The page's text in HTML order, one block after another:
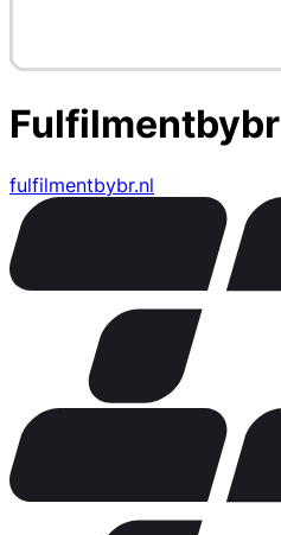
Fulfilmentbybr
fulfilmentbybr.nl